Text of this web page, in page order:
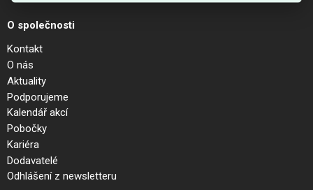
O společnosti
Kontakt
O nás
Aktuality
Podporujeme
Kalendář akcí
Pobočky
Kariéra
Dodavatelé
Odhlášení z newsletteru